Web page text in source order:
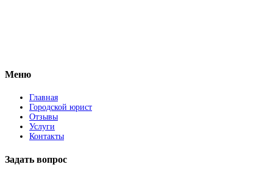
Меню
Главная
Городской юрист
Отзывы
Услуги
Контакты
Задать вопрос